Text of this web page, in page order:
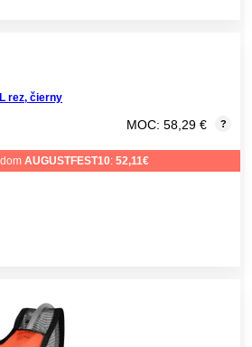
rez, čierny
MOC: 58,29 € ?
AUGUSTFEST10: 52,11€